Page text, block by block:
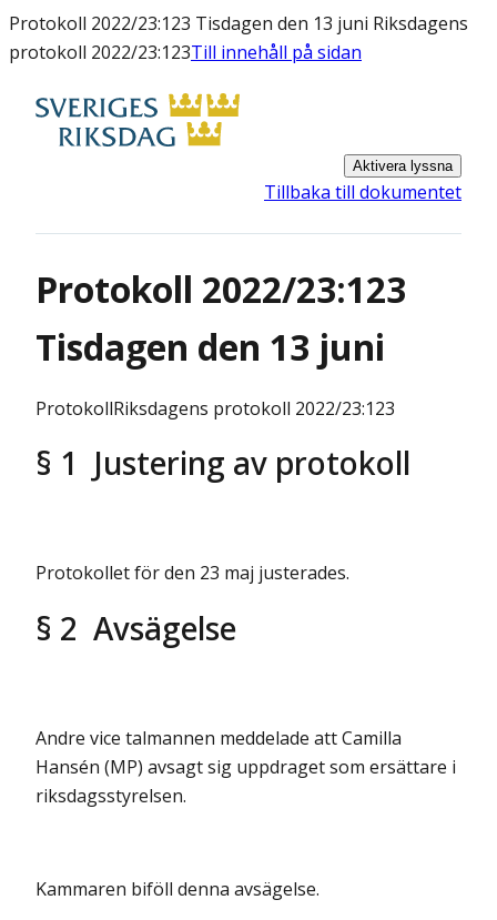
Protokoll 2022/23:123 Tisdagen den 13 juni Riksdagens
protokoll 2022/23:123Till innehåll på sidan
Aktivera lyssna
Tillbaka till dokumentet
Protokoll 2022/23:123
Tisdagen den 13 juni
ProtokollRiksdagens protokoll 2022/23:123
§ 1 Justering av protokoll
Protokollet för den 23 maj justerades.
§ 2 Avsägelse
Andre vice talmannen meddelade att Camilla
Hansén (MP) avsagt sig uppdraget som ersättare i
riksdagsstyrelsen.
Kammaren biföll denna avsägelse.